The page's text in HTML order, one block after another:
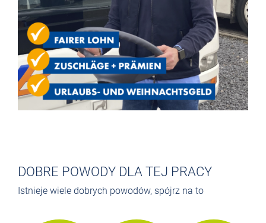
DOBRE POWODY DLA TEJ PRACY
Istnieje wiele dobrych powodów, spójrz na to